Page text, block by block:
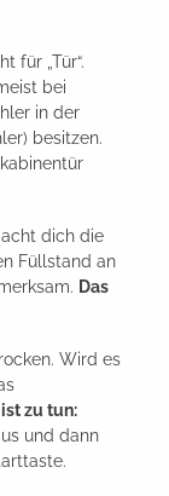
für „Tür“.
bei
in der
besitzen.
dich die
Füllstand an
Das
Wird es
ist zu tun:
und dann